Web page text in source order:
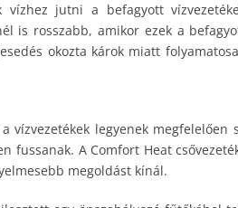
jutni a befagyott
is rosszabb, amikor ezek a
okozta károk miatt
vízvezetékek legyenek
fussanak. A Comfort Heat
megoldást kínál.